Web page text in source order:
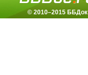
© 2010–2015 ББДок